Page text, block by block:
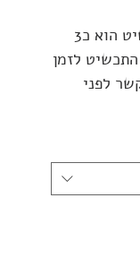
זמן ההכנה הממוצע לתכשיט הוא כ3
לזמן
לפני